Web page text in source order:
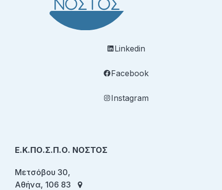
Linkedin
Facebook
Instagram
Ε.Κ.ΠΟ.Σ.Π.Ο. ΝΟΣΤΟΣ
Μετσόβου 30,
Αθήνα, 106 83